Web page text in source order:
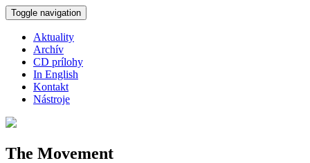
Skočiť na hlavný obsah
Toggle navigation
Aktuality
Archív
CD prílohy
In English
Kontakt
Nástroje
The Movement